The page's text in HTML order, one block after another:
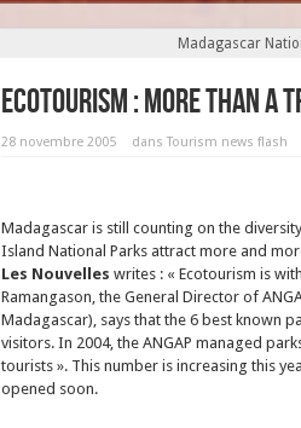
Madagascar
Ecotourism : more than a
28 novembre 2005 dansTourism news flash
Madagascar is still counting on the
Island National Parks attract more and
Les Nouvelles writes : « Ecotourism is
Ramangason, the General Director of
Madagascar), says that the 6 best known
visitors. In 2004, the ANGAP managed
tourists ». This number is increasing this
opened soon.